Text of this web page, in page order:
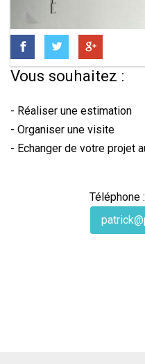
Vous souhaitez :
- Réaliser une estimation
- Organiser une visite
- Echanger de votre projet
Téléphone